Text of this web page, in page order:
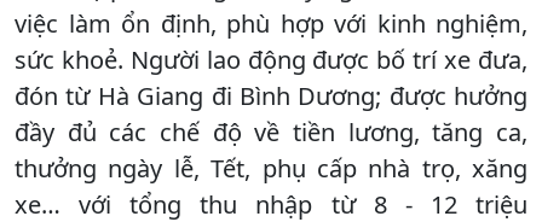
việc làm ổn định, phù hợp với kinh nghiệm,
sức khoẻ. Người lao động được bố trí xe đưa,
đón từ Hà Giang đi Bình Dương; được hưởng
đầy đủ các chế độ về tiền lương, tăng ca,
thưởng ngày lễ, Tết, phụ cấp nhà trọ, xăng
xe… với tổng thu nhập từ 8 - 12 triệu